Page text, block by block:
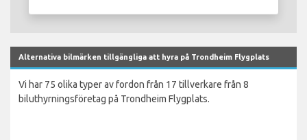
Alternativa bilmärken tillgängliga att hyra på Trondheim Flygplats
Vi har 75 olika typer av fordon från 17 tillverkare från 8
biluthyrningsföretag på Trondheim Flygplats.